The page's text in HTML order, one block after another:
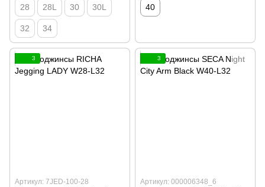
28 28L 30 30L
32 34
40
3
Артикул: 7JED-100-28
3
Артикул: 000006348_6